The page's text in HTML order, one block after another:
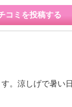
コミを投稿する
。涼しげで暑い日